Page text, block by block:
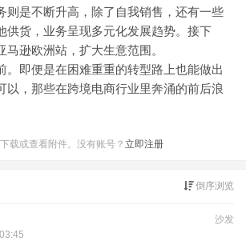
则是不断升高，除了自我销售，还有一些
供货，业务呈现多元化发展趋势。接下
逊欧洲站，扩大生意范围。
。即便是在困难重重的转型路上也能做出
以，那些在跨境电商行业里奔涌的前后浪
载或查看附件。没有账号？ 立即注册
倒序浏览
沙发